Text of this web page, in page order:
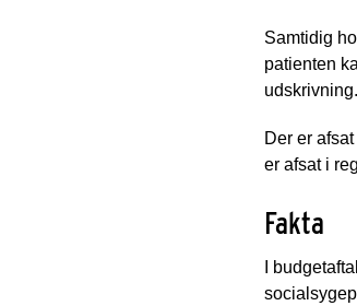
Samtidig
patienten
udskrivning.
Der er
er afsat i
Fakta
I